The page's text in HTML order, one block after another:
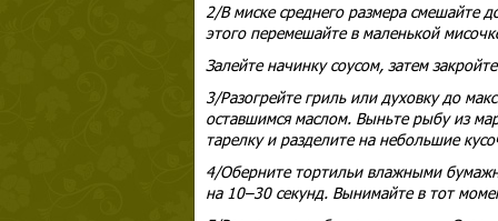
2/В миске среднего размера смешайте
этого перемешайте в маленькой
Залейте начинку соусом, затем
3/Разогрейте гриль или духовку до
оставшимся маслом. Выньте рыбу из
тарелку и разделите на небольшие
4/Оберните тортильи влажными
на 10–30 секунд. Вынимайте в тот